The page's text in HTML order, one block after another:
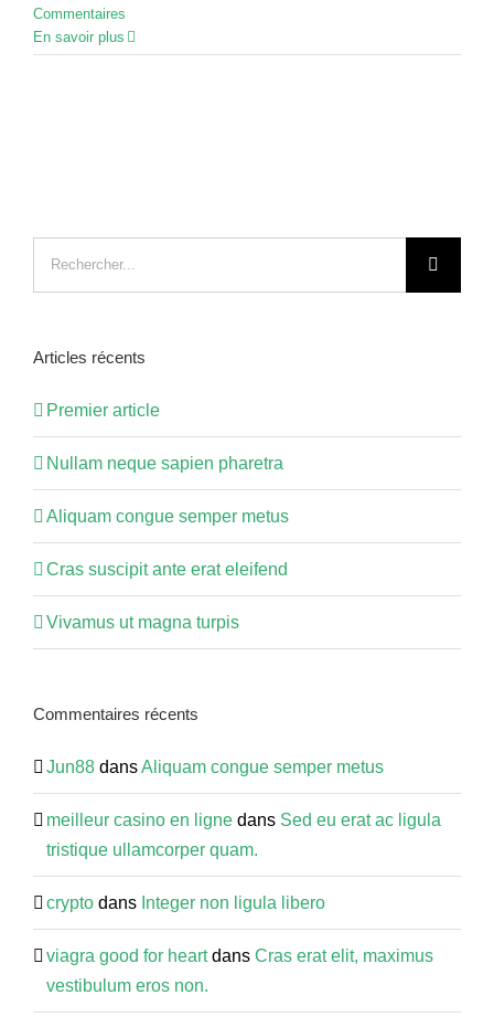
Commentaires
En savoir plus
Articles récents
Premier article
Nullam neque sapien pharetra
Aliquam congue semper metus
Cras suscipit ante erat eleifend
Vivamus ut magna turpis
Commentaires récents
Jun88 dansAliquam congue semper metus
meilleur casino en ligne dans Sed eu erat ac ligula
tristique ullamcorper quam.
crypto dans Integer non ligula libero
viagra good for heartdans Cras erat elit, maximus
vestibulum eros non.